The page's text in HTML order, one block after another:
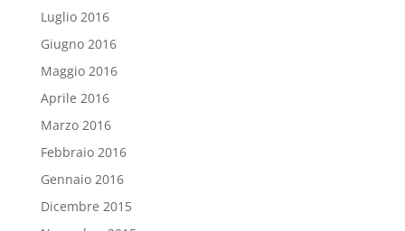
Luglio 2016
Giugno 2016
Maggio 2016
Aprile 2016
Marzo 2016
Febbraio 2016
Gennaio 2016
Dicembre 2015